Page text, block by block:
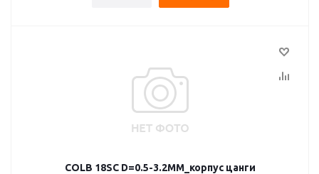
COLB 18SC D=0.5-3.2MM_корпус цанги